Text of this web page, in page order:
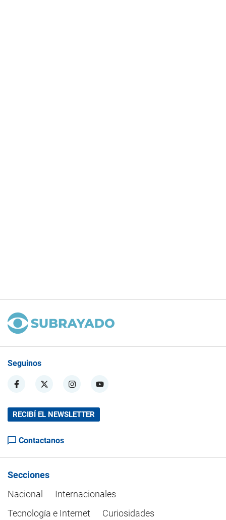
Seguinos
RECIBÍ EL NEWSLETTER
Contactanos
Secciones
Nacional
Internacionales
Tecnología e Internet
Curiosidades